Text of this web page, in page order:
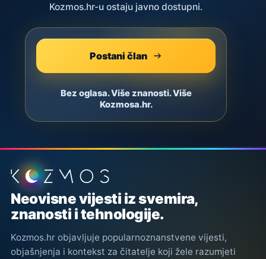
Kozmos.hr-u ostaju javno dostupni.
Postani član
Bez oglasa. Više znanosti. Više
Kozmosa.hr.
Podnožje stranice
Neovisne vijesti iz svemira,
znanosti i tehnologije.
Kozmos.hr objavljuje popularnoznanstvene vijesti,
objašnjenja i kontekst za čitatelje koji žele razumjeti